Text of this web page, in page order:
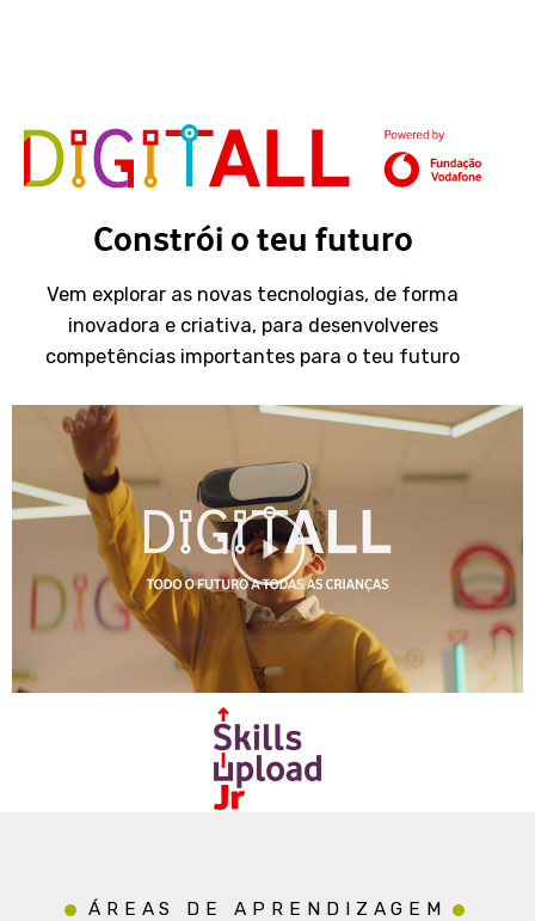
Constrói o teu futuro
Vem explorar as novas tecnologias, de forma
inovadora e criativa, para desenvolveres
competências importantes para o teu futuro
ÁREAS DE APRENDIZAGEM